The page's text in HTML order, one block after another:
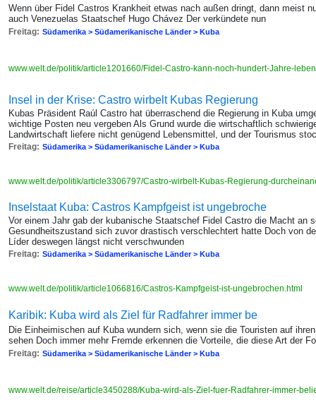
Wenn über Fidel Castros Krankheit etwas nach außen dringt, dann meist
auch Venezuelas Staatschef Hugo Chávez Der verkündete nun
Freitag: Südamerika > Südamerikanische Länder > Kuba
www.welt.de/politik/article1201660/Fidel-Castro-kann-noch-hundert-Jahre-
Insel in der Krise: Castro wirbelt Kubas Regierung
Kubas Präsident Raúl Castro hat überraschend die Regierung in Kuba
wichtige Posten neu vergeben Als Grund wurde die wirtschaftlich
Landwirtschaft liefere nicht genügend Lebensmittel, und der Tourismus
Freitag: Südamerika > Südamerikanische Länder > Kuba
www.welt.de/politik/article3306797/Castro-wirbelt-Kubas-Regierung-
Inselstaat Kuba: Castros Kampfgeist ist ungebroche
Vor einem Jahr gab der kubanische Staatschef Fidel Castro die Macht an
Gesundheitszustand sich zuvor drastisch verschlechtert hatte Doch von
Líder deswegen längst nicht verschwunden
Freitag: Südamerika > Südamerikanische Länder > Kuba
www.welt.de/politik/article1066816/Castros-Kampfgeist-ist-ungebrochen.html
Karibik: Kuba wird als Ziel für Radfahrer immer be
Die Einheimischen auf Kuba wundern sich, wenn sie die Touristen auf
sehen Doch immer mehr Fremde erkennen die Vorteile, die diese Art der
Freitag: Südamerika > Südamerikanische Länder > Kuba
www.welt.de/reise/article3450288/Kuba-wird-als-Ziel-fuer-Radfahrer-immer-